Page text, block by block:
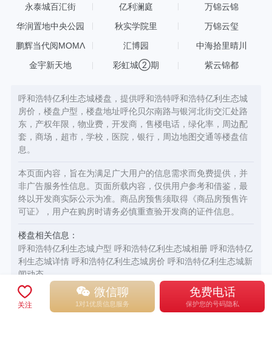
永泰城百汇街 亿利澜庭 万锦云锦
华润置地中央公园 秋实学院里 万锦云玺
鹏辉当代阅MOMΛ 汇博园 中海拾里晴川
金宇新天地 彩虹城②期 紫云锦都
呼和浩特亿利生态城楼盘，提供呼和浩特呼和浩特亿利生态城
房价，楼盘户型，楼盘地址呼伦贝尔南路与银河北街交汇处路
东，产权年限，物业费，开发商，售楼电话，绿化率，周边配
套，商场，超市，学校，医院，银行，周边地图交通等楼盘信
息。
本页面内容，旨在为满足广大用户的信息需求而免费提供，并
非广告服务性信息。页面所载内容，仅供用户参考和借鉴，最
终以开发商实际公示为准。商品房预售须取得《商品房预售许
可证》，用户在购房时请务必慎重查验开发商的证件信息。
楼盘相关信息：
呼和浩特亿利生态城户型 呼和浩特亿利生态城相册 呼和浩特亿
利生态城详情 呼和浩特亿利生态城房价 呼和浩特亿利生态城新
闻动态
关注
微信聊
1对1优质信息服务
免费电话
保护您的号码隐私